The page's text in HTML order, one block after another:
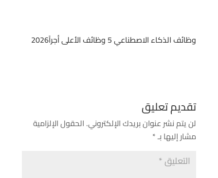
وظائف الذكاء الاصطناعي 5 وظائف الأعلى أجراً2026
تقديم تعليق
لن يتم نشر عنوان بريدك الإلكتروني. الحقول الإلزامية
مشار إليها بـ*